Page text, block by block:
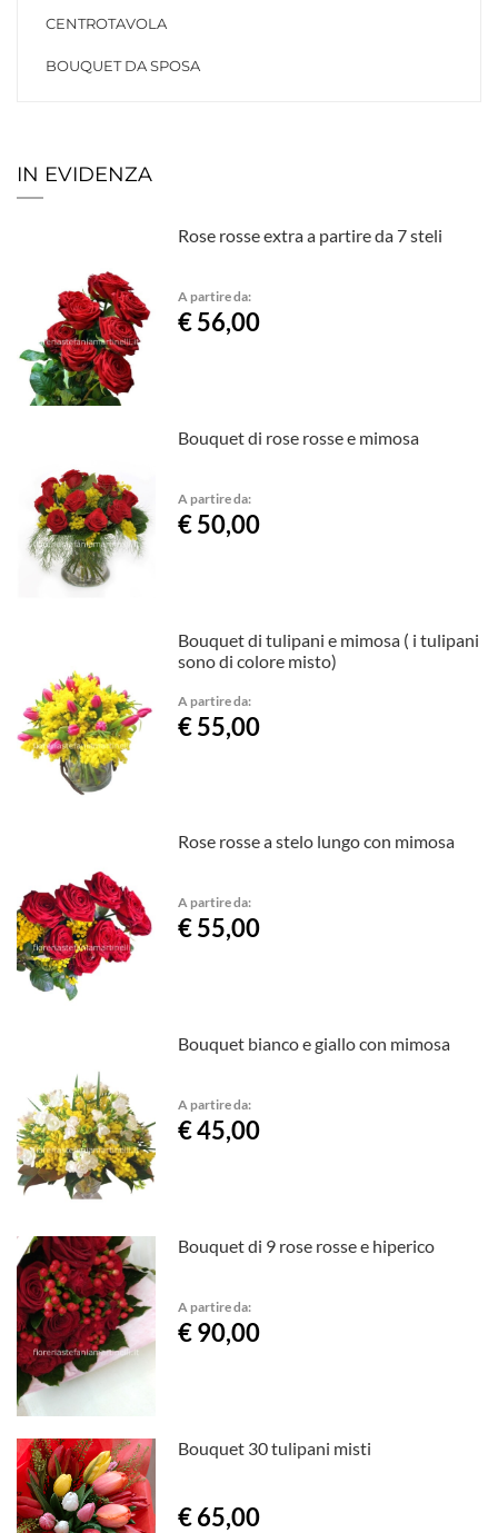
CENTROTAVOLA
BOUQUET DA SPOSA
IN EVIDENZA
Rose rosse extra a partire da 7 steli
A partire da:
€ 56,00
Bouquet di rose rosse e mimosa
A partire da:
€ 50,00
Bouquet di tulipani e mimosa ( i tulipani
sono di colore misto)
A partire da:
€ 55,00
Rose rosse a stelo lungo con mimosa
A partire da:
€ 55,00
Bouquet bianco e giallo con mimosa
A partire da:
€ 45,00
Bouquet di 9 rose rosse e hiperico
A partire da:
€ 90,00
Bouquet 30 tulipani misti
€ 65,00